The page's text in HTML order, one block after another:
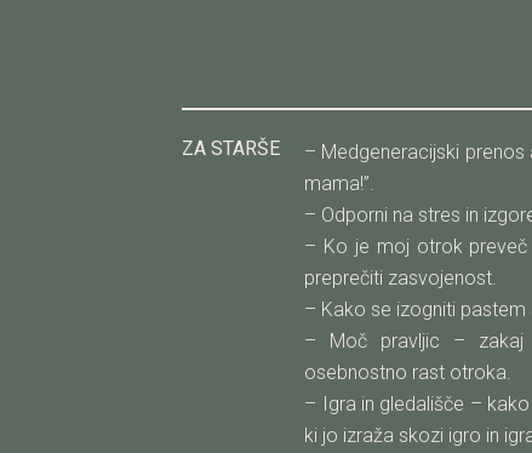
ZA STARŠE
– Medgeneracijski
mama!”.
– Odporni na stres in
– Ko je moj otrok preveč
preprečiti zasvojenost.
– Kako se izogniti pastem
– Moč pravljic – zakaj
osebnostno rast otroka.
– Igra in gledališče –
ki jo izraža skozi igro in